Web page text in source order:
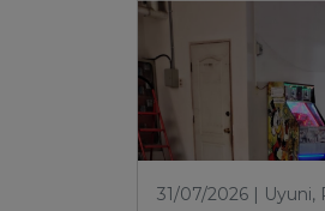
31/07/2026 | Uyuni,